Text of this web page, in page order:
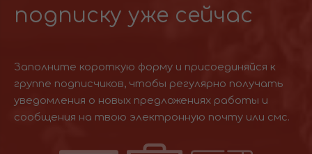
подписку уже сейчас
Заполните короткую форму и присоединяйся к
группе подписчиков, чтобы регулярно получать
уведомления о новых предложениях работы и
сообщения на твою электронную почту или смс.